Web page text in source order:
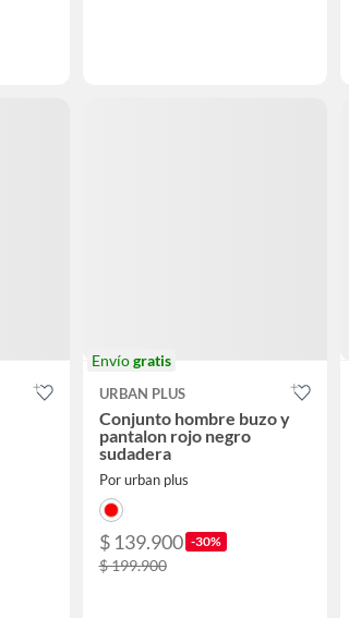
Envíogratis
URBAN PLUS
Conjunto hombre buzo y
pantalon rojo negro
sudadera
Por urban plus
$ 139.900 -30%
$ 199.900